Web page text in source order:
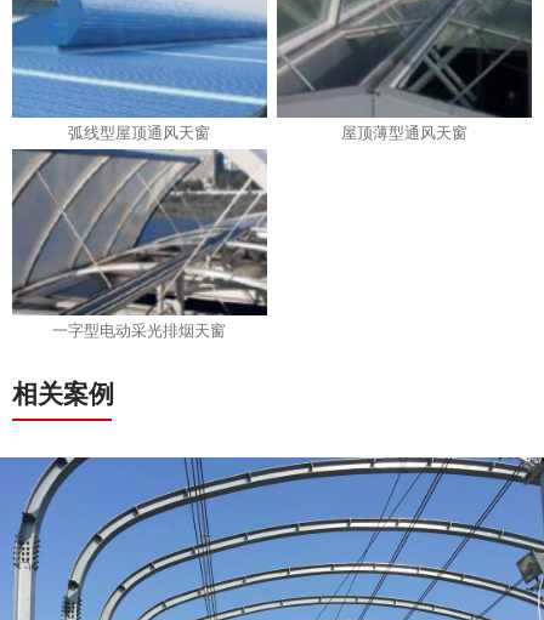
弧线型屋顶通风天窗 屋顶薄型通风天窗
一字型电动采光排烟天窗
相关案例